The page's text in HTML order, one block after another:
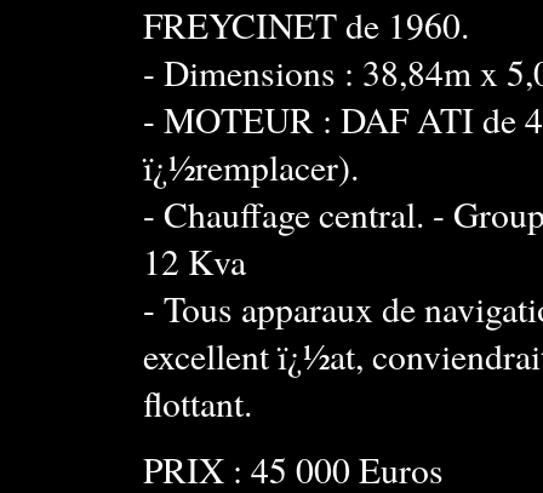
FREYCINET de 1960.
- Dimensions : 38,84m x
- MOTEUR : DAF ATI de
ï¿½remplacer).
- Chauffage central. -
12 Kva
- Tous apparaux de
excellent ï¿½at,
flottant.
PRIX : 45 000 Euros